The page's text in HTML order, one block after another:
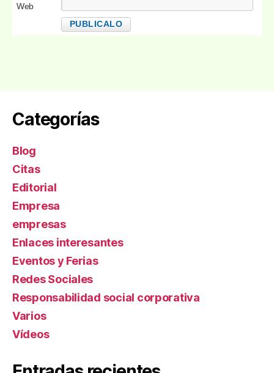
Web
Categorías
Blog
Citas
Editorial
Empresa
empresas
Enlaces interesantes
Eventos y Ferias
Redes Sociales
Responsabilidad social corporativa
Varios
Ví­deos